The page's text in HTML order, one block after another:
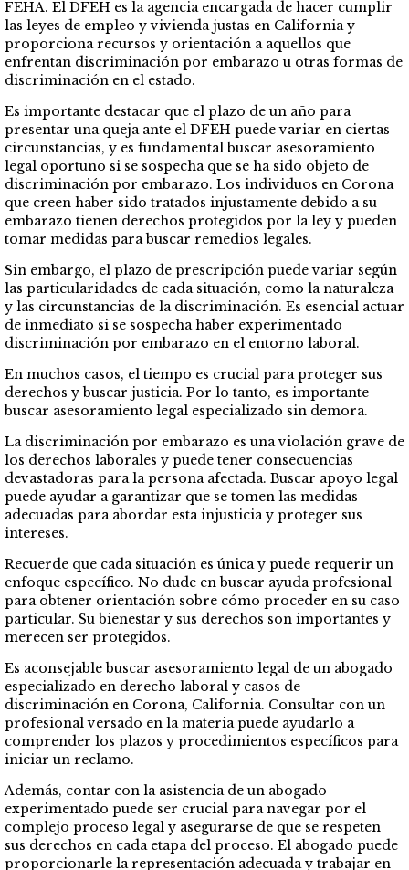
FEHA. El DFEH es la agencia encargada de hacer cumplir
las leyes de empleo y vivienda justas en California y
proporciona recursos y orientación a aquellos que
enfrentan discriminación por embarazo u otras formas de
discriminación en el estado.
Es importante destacar que el plazo de un año para
presentar una queja ante el DFEH puede variar en ciertas
circunstancias, y es fundamental buscar asesoramiento
legal oportuno si se sospecha que se ha sido objeto de
discriminación por embarazo. Los individuos en Corona
que creen haber sido tratados injustamente debido a su
embarazo tienen derechos protegidos por la ley y pueden
tomar medidas para buscar remedios legales.
Sin embargo, el plazo de prescripción puede variar según
las particularidades de cada situación, como la naturaleza
y las circunstancias de la discriminación. Es esencial actuar
de inmediato si se sospecha haber experimentado
discriminación por embarazo en el entorno laboral.
En muchos casos, el tiempo es crucial para proteger sus
derechos y buscar justicia. Por lo tanto, es importante
buscar asesoramiento legal especializado sin demora.
La discriminación por embarazo es una violación grave de
los derechos laborales y puede tener consecuencias
devastadoras para la persona afectada. Buscar apoyo legal
puede ayudar a garantizar que se tomen las medidas
adecuadas para abordar esta injusticia y proteger sus
intereses.
Recuerde que cada situación es única y puede requerir un
enfoque específico. No dude en buscar ayuda profesional
para obtener orientación sobre cómo proceder en su caso
particular. Su bienestar y sus derechos son importantes y
merecen ser protegidos.
Es aconsejable buscar asesoramiento legal de un abogado
especializado en derecho laboral y casos de
discriminación en Corona, California. Consultar con un
profesional versado en la materia puede ayudarlo a
comprender los plazos y procedimientos específicos para
iniciar un reclamo.
Además, contar con la asistencia de un abogado
experimentado puede ser crucial para navegar por el
complejo proceso legal y asegurarse de que se respeten
sus derechos en cada etapa del proceso. El abogado puede
proporcionarle la representación adecuada y trabajar en